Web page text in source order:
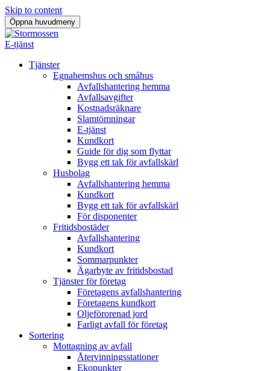
Skip to content
Öppna huvudmeny
E-tjänst
Tjänster
Egnahemshus och småhus
Avfallshantering hemma
Avfallsavgifter
Kostnadsräknare
Slamtömningar
E-tjänst
Kundkort
Guide för dig som flyttar
Bygg ett tak för avfallskärl
Husbolag
Avfallshantering hemma
Kundkort
Bygg ett tak för avfallskärl
För disponenter
Fritidsbostäder
Avfallshantering
Kundkort
Sommarpunkter
Ägarbyte av fritidsbostad
Tjänster för företag
Företagens avfallshantering
Företagens kundkort
Oljeförorenad jord
Farligt avfall för företag
Sortering
Mottagning av avfall
Återvinningsstationer
Ekopunkter